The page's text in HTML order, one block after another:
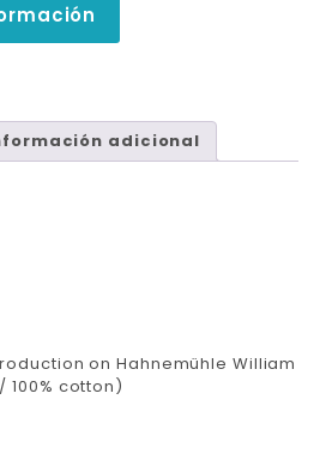
adicional
on Hahnemühle William
100% cotton)